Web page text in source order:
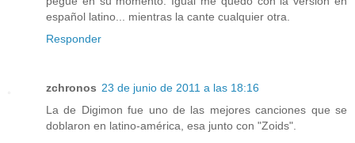
español latino... mientras la cante cualquier otra.
Responder
zchronos 23 de junio de 2011 a las 18:16
La de Digimon fue uno de las mejores canciones que se
doblaron en latino-américa, esa junto con "Zoids".